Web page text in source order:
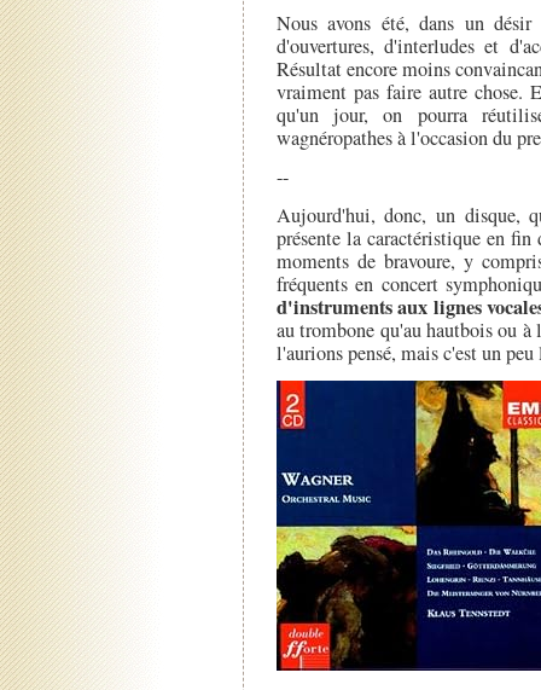
Nous avons été, dans un
d'ouvertures, d'interludes et
Résultat encore moins
vraiment pas faire autre chose.
qu'un jour, on pourra
wagnéropathes à l'occasion du
--
Aujourd'hui, donc, un disque,
présente la caractéristique en fin
moments de bravoure, y
fréquents en concert
d'instruments aux lignes
au trombone qu'au hautbois ou
l'aurions pensé, mais c'est un